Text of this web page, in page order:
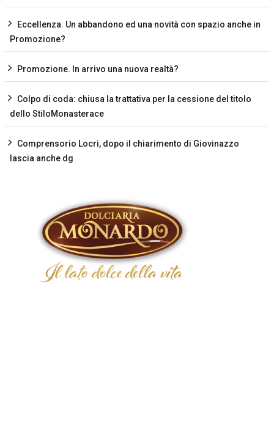
Eccellenza. Un abbandono ed una novità con spazio anche in
Promozione?
Promozione. In arrivo una nuova realtà?
Colpo di coda: chiusa la trattativa per la cessione del titolo
dello StiloMonasterace
Comprensorio Locri, dopo il chiarimento di Giovinazzo
lascia anche dg